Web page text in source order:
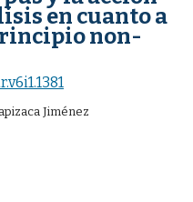
en cuanto a
non-
Jiménez